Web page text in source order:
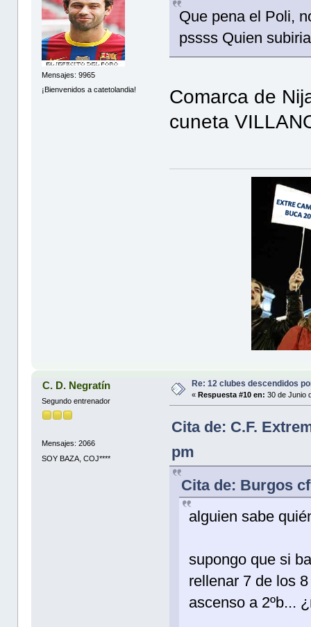
Mensajes: 9965
¡Bienvenidos a catetolandia!
Que pena el Poli,
pssss Quien
Comarca de
cuneta
C. D. Negratín
Segundo entrenador
Mensajes: 2066
SOY BAZA, COJ****
Re: 12 clubes descendidos
«Respuesta #10 en: 30 de Junio
Cita de: C.F.
pm
Cita de: Burgos
alguien sabe
supongo que si
rellenar 7 de los
ascenso a 2ºb...